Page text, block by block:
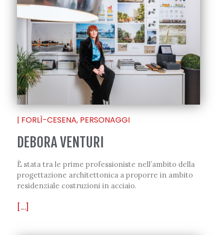
| FORLÌ-CESENA, PERSONAGGI
DEBORA VENTURI
È stata tra le prime professioniste nell’ambito della
progettazione architettonica a proporre in ambito
residenziale costruzioni in acciaio.
[...]